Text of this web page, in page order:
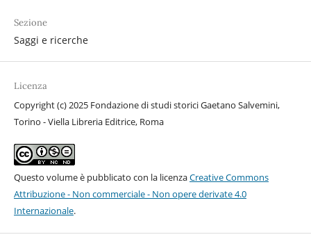
Sezione
Saggi e ricerche
Licenza
Copyright (c) 2025 Fondazione di studi storici Gaetano Salvemini,
Torino - Viella Libreria Editrice, Roma
Questo volume è pubblicato con la licenzaCreative Commons
Attribuzione - Non commerciale - Non opere derivate 4.0
Internazionale.